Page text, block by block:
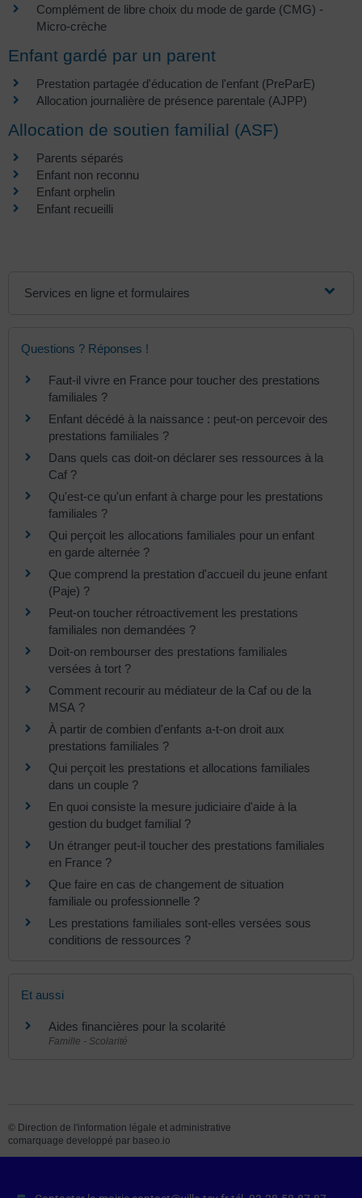
Complément de libre choix du mode de garde (CMG) -
Micro-crèche
Enfant gardé par un parent
Prestation partagée d'éducation de l'enfant (PreParE)
Allocation journalière de présence parentale (AJPP)
Allocation de soutien familial (ASF)
Parents séparés
Enfant non reconnu
Enfant orphelin
Enfant recueilli
Services en ligne et formulaires
Questions ? Réponses !
Faut-il vivre en France pour toucher des prestations
familiales ?
Enfant décédé à la naissance : peut-on percevoir des
prestations familiales ?
Dans quels cas doit-on déclarer ses ressources à la
Caf ?
Qu'est-ce qu'un enfant à charge pour les prestations
familiales ?
Qui perçoit les allocations familiales pour un enfant
en garde alternée ?
Que comprend la prestation d'accueil du jeune enfant
(Paje) ?
Peut-on toucher rétroactivement les prestations
familiales non demandées ?
Doit-on rembourser des prestations familiales
versées à tort ?
Comment recourir au médiateur de la Caf ou de la
MSA ?
À partir de combien d'enfants a-t-on droit aux
prestations familiales ?
Qui perçoit les prestations et allocations familiales
dans un couple ?
En quoi consiste la mesure judiciaire d'aide à la
gestion du budget familial ?
Un étranger peut-il toucher des prestations familiales
en France ?
Que faire en cas de changement de situation
familiale ou professionnelle ?
Les prestations familiales sont-elles versées sous
conditions de ressources ?
Et aussi
Aides financières pour la scolarité
Famille - Scolarité
© Direction de l'information légale et administrative
comarquage developpé par baseo.io